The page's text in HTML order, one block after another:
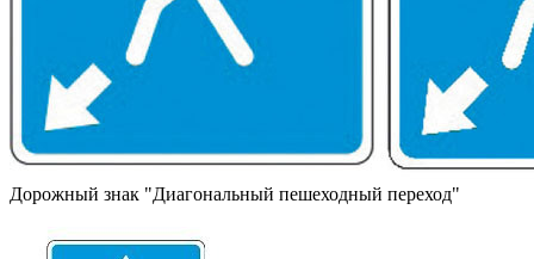
Дорожный знак "Диагональный пешеходный переход"